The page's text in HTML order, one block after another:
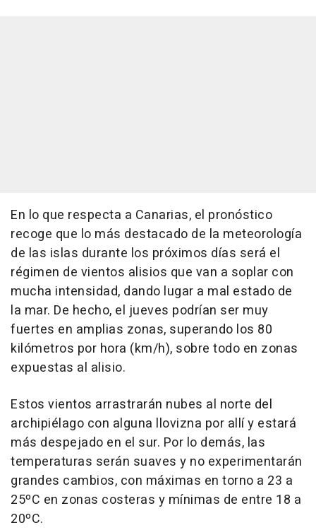
En lo que respecta a Canarias, el pronóstico
recoge que lo más destacado de la meteorología
de las islas durante los próximos días será el
régimen de vientos alisios que van a soplar con
mucha intensidad, dando lugar a mal estado de
la mar. De hecho, el jueves podrían ser muy
fuertes en amplias zonas, superando los 80
kilómetros por hora (km/h), sobre todo en zonas
expuestas al alisio.
Estos vientos arrastrarán nubes al norte del
archipiélago con alguna llovizna por allí y estará
más despejado en el sur. Por lo demás, las
temperaturas serán suaves y no experimentarán
grandes cambios, con máximas en torno a 23 a
25ºC en zonas costeras y mínimas de entre 18 a
20ºC.